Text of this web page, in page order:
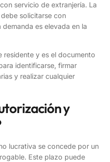
servicio de extranjería. La
solicitarse con
es elevada en la
residente y es el documento
identificarse, firmar
y realizar cualquier
y
lucrativa se concede por un
Este plazo puede